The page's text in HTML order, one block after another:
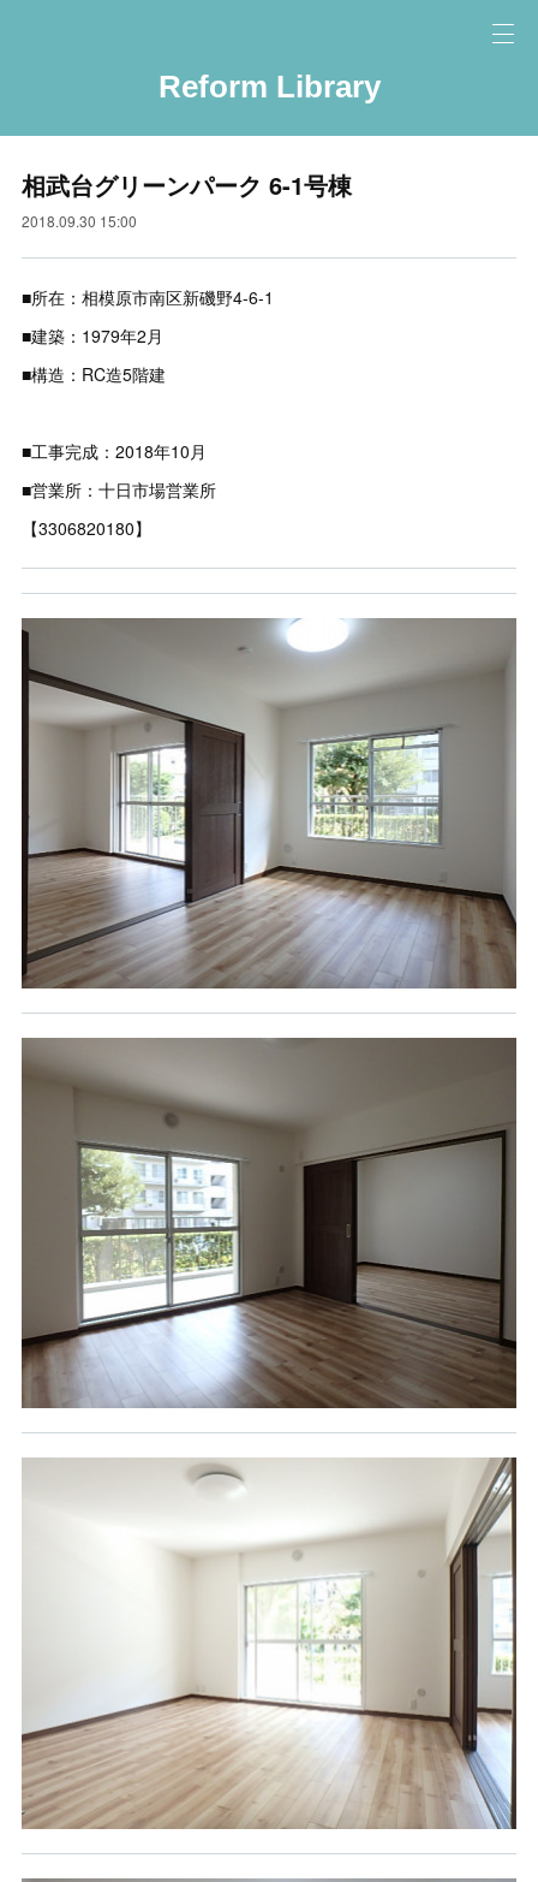
Reform Library
相武台グリーンパーク 6-1号棟
2018.09.30 15:00
■所在：相模原市南区新磯野4-6-1
■建築：1979年2月
■構造：RC造5階建
■工事完成：2018年10月
■営業所：十日市場営業所
【3306820180】